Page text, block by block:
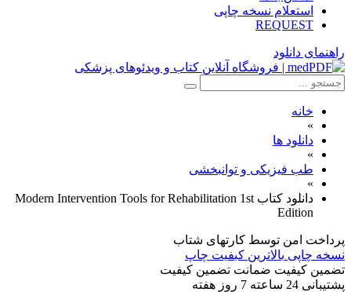
استعلام نسخه چاپی
REQUEST
راهنمای دانلود
خانه
»
دانلود ها
»
طب فیزیکی و توانبخشی
»
دانلود کتاب Modern Intervention Tools for Rehabilitation 1st
Edition
پرداخت امن توسط کارتهای شتاب
نسخه چاپی بالاترین کبفیت چاپ
تضمین کیفیت ضمانت تضمین کیفیت
پشتیبانی 24 ساعته 7 روز هفته